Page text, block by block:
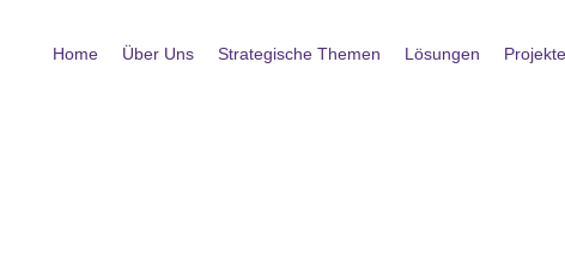
Home Über Uns Strategische Themen Lösungen